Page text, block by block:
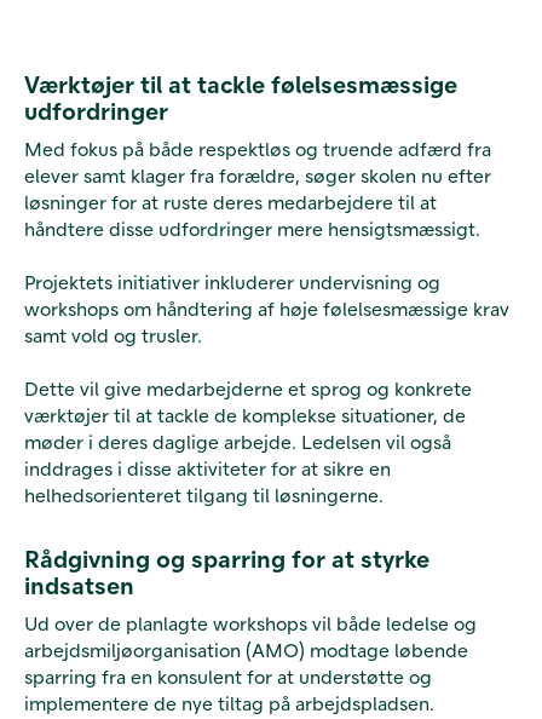
Værktøjer til at tackle følelsesmæssige
udfordringer
Med fokus på både respektløs og truende adfærd fra
elever samt klager fra forældre, søger skolen nu efter
løsninger for at ruste deres medarbejdere til at
håndtere disse udfordringer mere hensigtsmæssigt.
Projektets initiativer inkluderer undervisning og
workshops om håndtering af høje følelsesmæssige krav
samt vold og trusler.
Dette vil give medarbejderne et sprog og konkrete
værktøjer til at tackle de komplekse situationer, de
møder i deres daglige arbejde. Ledelsen vil også
inddrages i disse aktiviteter for at sikre en
helhedsorienteret tilgang til løsningerne.
Rådgivning og sparring for at styrke
indsatsen
Ud over de planlagte workshops vil både ledelse og
arbejdsmiljøorganisation (AMO) modtage løbende
sparring fra en konsulent for at understøtte og
implementere de nye tiltag på arbejdspladsen.